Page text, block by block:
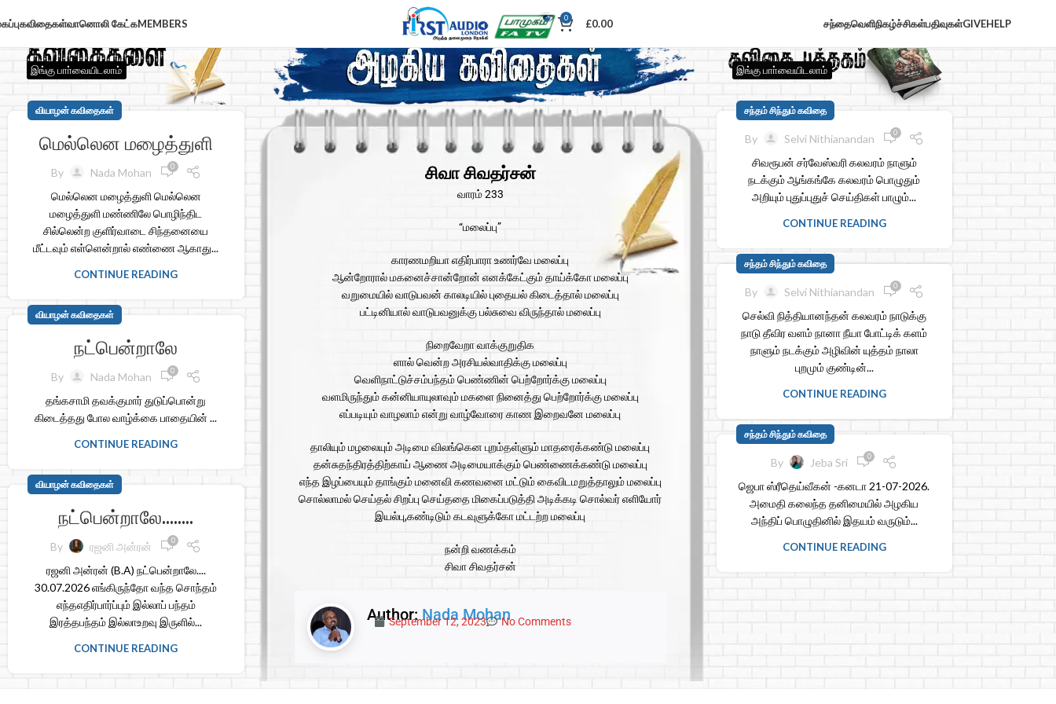
கவிதைகள்வானொலி கேட்கMEMBERS 0 £0.00 சந்தைவெளிநிகழ்ச்சிகள்பதிவுகள்GIVEHELP
இங்கு பாா்வையிடலாம் இங்கு பாா்வையிடலாம்
வியாழன் கவிதைகள்
மெல்லென மழைத்துளி
By Nada Mohan 0
மெல்லென மழைத்துளி மெல்லென
மழைத்துளி மண்ணிலே பொழிந்திட
சில்லென்ற குளிர்வாடை சிந்தனையை
மீட்டவும் எள்ளென்றால் எண்ணை ஆகாது...
CONTINUE READING
வியாழன் கவிதைகள்
நட்பென்றாலே
By Nada Mohan 0
தங்கசாமி தவக்குமார் துடுப்பொன்று
கிடைத்தது போல வாழ்க்கை பாதையின் ...
CONTINUE READING
வியாழன் கவிதைகள்
நட்பென்றாலே……..
By ரஜனி அன்ரன் 0
ரஜனி அன்ரன் (B.A) நட்பென்றாலே....
30.07.2026 எங்கிருந்தோ வந்த சொந்தம்
எந்தஎதிர்பார்ப்பும் இல்லாப் பந்தம்
இரத்தபந்தம் இல்லாஉறவு இருளில்...
CONTINUE READING
சிவா சிவதர்சன்
வாரம் 233
“மலைப்பு”
காரணமறியா எதிர்பாரா உணர்வே மலைப்பு
ஆன்றோரால் மகனைச்சான்றோன் எனக்கேட்கும் தாய்க்கோ மலைப்பு
வறுமையில் வாடுபவன் காலடியில் புதையல் கிடைத்தால் மலைப்பு
பட்டினியால் வாடுபவனுக்கு பல்சுவை விருந்தால் மலைப்பு
நிறைவேறா வாக்குறுதிக
ளால் வென்ற அரசியல்வாதிக்கு மலைப்பு
வெளிநாட்டுச்சம்பந்தம் பெண்ணின் பெற்றோர்க்கு மலைப்பு
வளமிருந்தும் கன்னியாயுலாவும் மகளை நினைத்து பெற்றோர்க்கு மலைப்பு
எப்படியும் வாழலாம் என்று வாழ்வோரை காண இறைவனே மலைப்பு
தாலியும் மழலையும் அடிமை விலங்கென புறம்தள்ளும் மாதரைக்கண்டு மலைப்பு
தன்சுதந்திரத்திற்காய் ஆணை அடிமையாக்கும் பெண்ணைக்கண்டு மலைப்பு
எந்த இழப்பையும் தாங்கும் மனைவி கணவனை மட்டும் கைவிடமறுத்தாலும் மலைப்பு
சொல்லாமல் செய்தல் சிறப்பு செய்ததை மிகைப்படுத்தி அடிக்கடி சொல்வர் எளியோர்
இயல்பு,கண்டிடும் கடவுளுக்கோ மட்டற்ற மலைப்பு
நன்றி வணக்கம்
சிவா சிவதர்சன்
Author:Nada Mohan
September 12, 2023 No Comments
சந்தம் சிந்தும் கவிதை
By Selvi Nithianandan 0
சிவரூபன் சர்வேஸ்வரி கலவரம் நாளும்
நடக்கும் ஆங்கங்கே கலவரம் பொழுதும்
அறியும் புதுப்புதுச் செய்திகள் பாழும்...
CONTINUE READING
சந்தம் சிந்தும் கவிதை
By Selvi Nithianandan 0
செல்வி நித்தியானந்தன் கலவரம் நாடுக்கு
நாடு தீவிர வளம் நானா நீயா போட்டிக் களம்
நாளும் நடக்கும் அழிவின் யுத்தம் நாலா
புறமும் குண்டின்...
CONTINUE READING
சந்தம் சிந்தும் கவிதை
By Jeba Sri 0
ஜெபா ஸ்ரீதெய்வீகன் -கனடா 21-07-2026.
அமைதி கலைந்த தனிமையில் அழகிய
அந்திப் பொழுதினில் இதயம் வருடும்...
CONTINUE READING